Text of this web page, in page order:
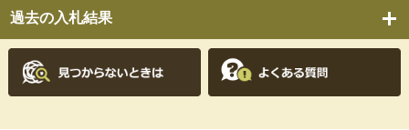
過去の入札結果